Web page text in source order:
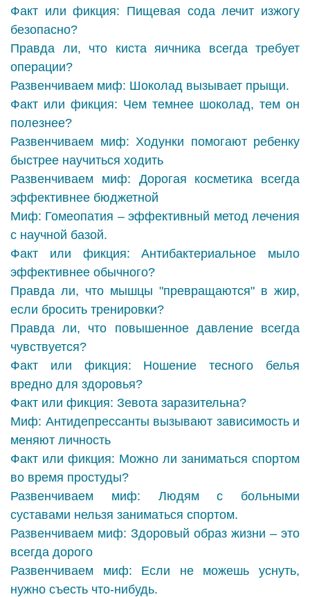
Факт или фикция: Пищевая сода лечит изжогу
безопасно?
Правда ли, что киста яичника всегда требует
операции?
Развенчиваем миф: Шоколад вызывает прыщи.
Факт или фикция: Чем темнее шоколад, тем он
полезнее?
Развенчиваем миф: Ходунки помогают ребенку
быстрее научиться ходить
Развенчиваем миф: Дорогая косметика всегда
эффективнее бюджетной
Миф: Гомеопатия – эффективный метод лечения
с научной базой.
Факт или фикция: Антибактериальное мыло
эффективнее обычного?
Правда ли, что мышцы "превращаются" в жир,
если бросить тренировки?
Правда ли, что повышенное давление всегда
чувствуется?
Факт или фикция: Ношение тесного белья
вредно для здоровья?
Факт или фикция: Зевота заразительна?
Миф: Антидепрессанты вызывают зависимость и
меняют личность
Факт или фикция: Можно ли заниматься спортом
во время простуды?
Развенчиваем миф: Людям с больными
суставами нельзя заниматься спортом.
Развенчиваем миф: Здоровый образ жизни – это
всегда дорого
Развенчиваем миф: Если не можешь уснуть,
нужно съесть что-нибудь.